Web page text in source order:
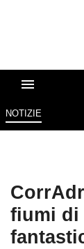
NOTIZIE
fiumi di